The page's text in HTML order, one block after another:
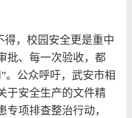
得，校园安全更是重中
批、每一次验收，都
。公众呼吁，武安市相
于安全生产的文件精
项排查整治行动，